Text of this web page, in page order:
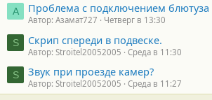
А Проблема с подключением блютуза
Автор: Азамат727 Четверг в 13:30
S Скрип спереди в подвеске.
Автор: Stroitel20052005 Среда в 11:30
S Звук при проезде камер?
Автор: Stroitel20052005 Среда в 11:27